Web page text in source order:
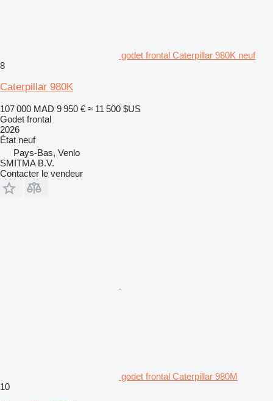
godet frontal Caterpillar 980K neuf
8
Caterpillar 980K
107 000 MAD 9 950 € ≈ 11 500 $US
Godet frontal
2026
État neuf
Pays-Bas, Venlo
SMITMA B.V.
Contacter le vendeur
godet frontal Caterpillar 980M
10